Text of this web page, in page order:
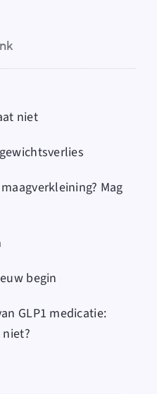
niet
Mag
begin
GLP1 medicatie: